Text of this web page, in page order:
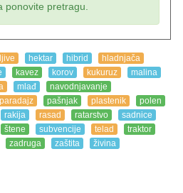
ponovite pretragu.
hektar hibrid
hladnjača
kavez korov kukuruz
malina
mlađ
navodnjavanje
paradajz pašnjak plastenik
polen
rakija rasad ratarstvo
sadnice
štene subvencije telad
traktor
zadruga zaštita živina